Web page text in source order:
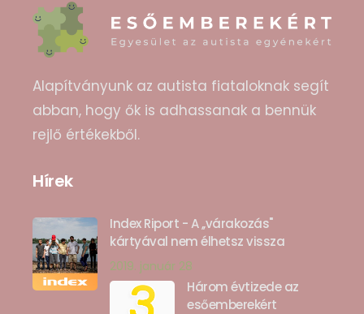
Alapítványunk az autista fiataloknak segít
abban, hogy ők is adhassanak a bennük
rejlő értékekből.
Hírek
Index Riport - A ,,várakozás"
kártyával nem élhetsz vissza
2019. január 28
Három évtizede az
esőemberekért